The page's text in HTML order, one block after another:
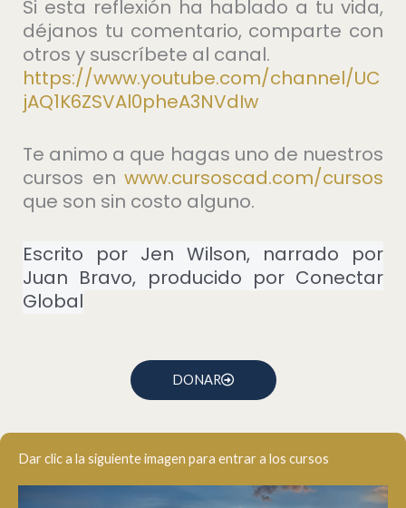
Si esta reflexión ha hablado a tu vida,
déjanos tu comentario, comparte con
otros y suscríbete al canal.
https://www.youtube.com/channel/UC
jAQ1K6ZSVAl0pheA3NVdIw
Te animo a que hagas uno de nuestros
cursos en ⁠www.cursoscad.com/cursos⁠
que son sin costo alguno.
Escrito por Jen Wilson, narrado por
Juan Bravo, producido por Conectar
Global
DONAR
Dar clic a la siguiente imagen para entrar a los cursos